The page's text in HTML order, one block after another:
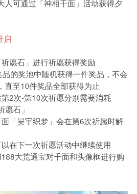
人可通过「神相千面」活动获得夕
启
愿石」进行祈愿获得奖励
的奖池中随机获得一件奖品，不会
直至10件奖品全部获得为止
2次-第10次祈愿分别需要消耗
愿石」
「昊宇织梦」会在第6次祈愿时解
在下一次祈愿活动中继续使用
大荒通宝对千面和头像框进行购